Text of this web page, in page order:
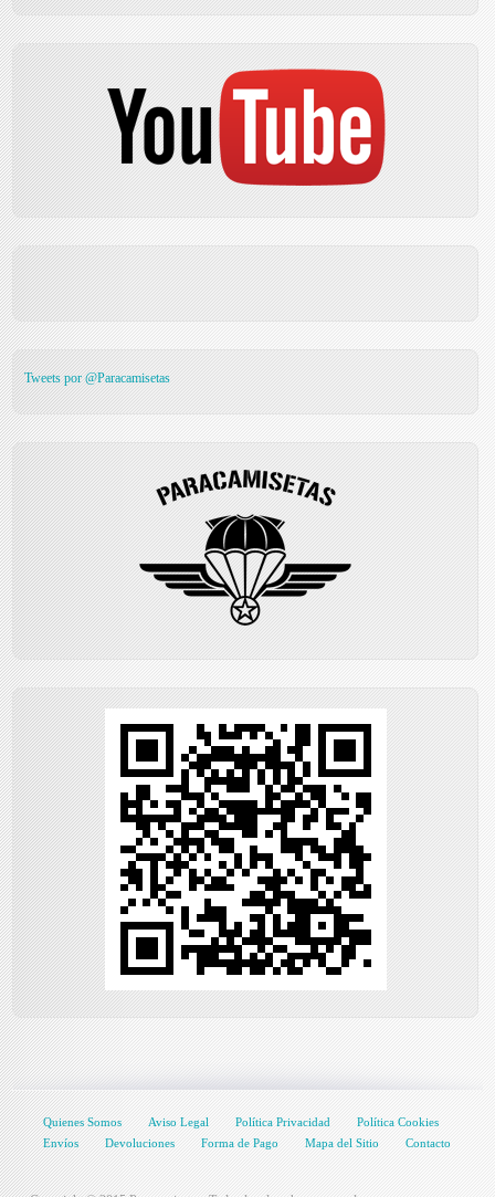
Tweets por @Paracamisetas
Quienes Somos Aviso Legal Política Privacidad
Política Cookies
Envíos
Devoluciones Forma de Pago Mapa del Sitio Contacto